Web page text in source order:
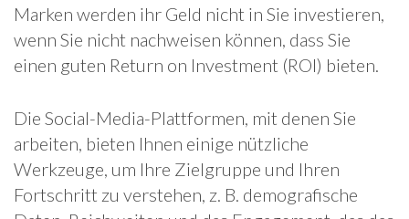
Marken werden ihr Geld nicht in Sie investieren,
wenn Sie nicht nachweisen können, dass Sie
einen guten Return on Investment (ROI) bieten.
Die Social-Media-Plattformen, mit denen Sie
arbeiten, bieten Ihnen einige nützliche
Werkzeuge, um Ihre Zielgruppe und Ihren
Fortschritt zu verstehen, z. B. demografische